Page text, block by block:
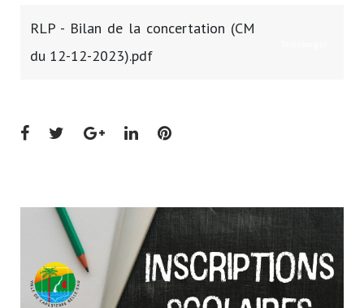
RLP - Bilan de la concertation (CM
du 12-12-2023).pdf
Facebook
TwitterGoogle+LinkedInPinterest